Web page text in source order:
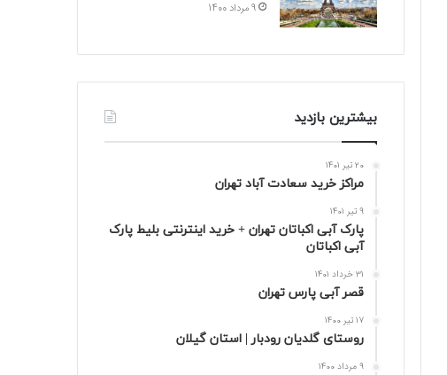
9 مرداد 1400
بیشترین بازدید
20 تیر 1401
مراکز خرید سعادت‌ آباد تهران
9 تیر 1401
پارک آبی اکباتان تهران + خرید اینترنتی بلیط پارک
آبی اکباتان
31 خرداد 1401
قصر آبی پارس تهران
17 تیر 1400
روستای گلدیان رودبار | استان گیلان
9 مرداد 1400